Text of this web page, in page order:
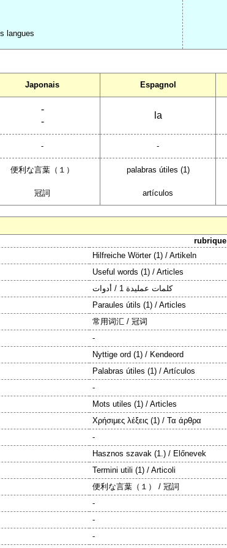
langues
Japonais Espagnol
-
-
la
- -
便利な言葉（１） palabras útiles (1)
冠詞 artículos
rubrique
Hilfreiche Wörter (1) / Artikeln
Useful words (1) / Articles
كلمات عمليدة 1 / أدوات
Paraules útils (1) / Articles
常用词汇 / 冠词
-
Nyttige ord (1) / Kendeord
Palabras útiles (1) / Artículos
-
Mots utiles (1) / Articles
Χρήσιμες λέξεις (1) / Τα άρθρα
-
Hasznos szavak (1.) / Előnevek
Termini utili (1) / Articoli
便利な言葉（１） / 冠詞
-
-
-